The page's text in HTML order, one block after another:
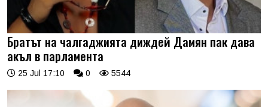
Братът на чалгаджията диждей Дамян пак дава
акъл в парламента
25 Jul 17:10 0 5544